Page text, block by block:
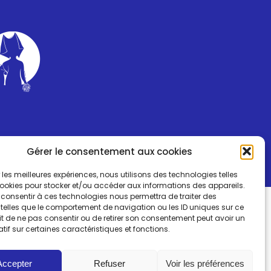
Gérer le consentement aux cookies
les meilleures expériences, nous utilisons des technologies telles
pour stocker et/ou accéder aux informations des appareils.
consentir à ces technologies nous permettra de traiter des
que le comportement de navigation ou les ID uniques sur ce
de ne pas consentir ou de retirer son consentement peut avoir un
sur certaines caractéristiques et fonctions.
Refuser Voir les préférences